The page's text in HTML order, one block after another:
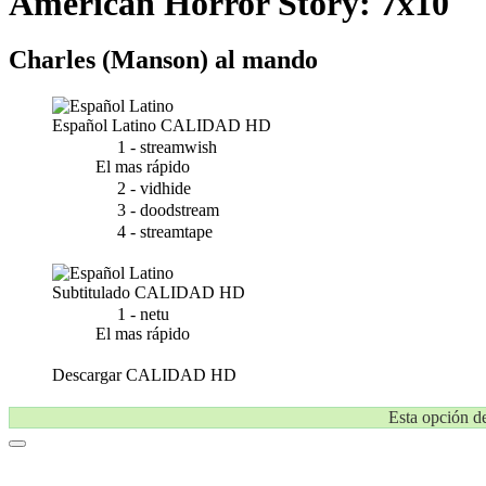
Charles (Manson) al mando
Español Latino CALIDAD HD
1 - streamwish
El mas rápido
2 - vidhide
3 - doodstream
4 - streamtape
Subtitulado CALIDAD HD
1 - netu
El mas rápido
DescargarCALIDAD HD
Esta opción